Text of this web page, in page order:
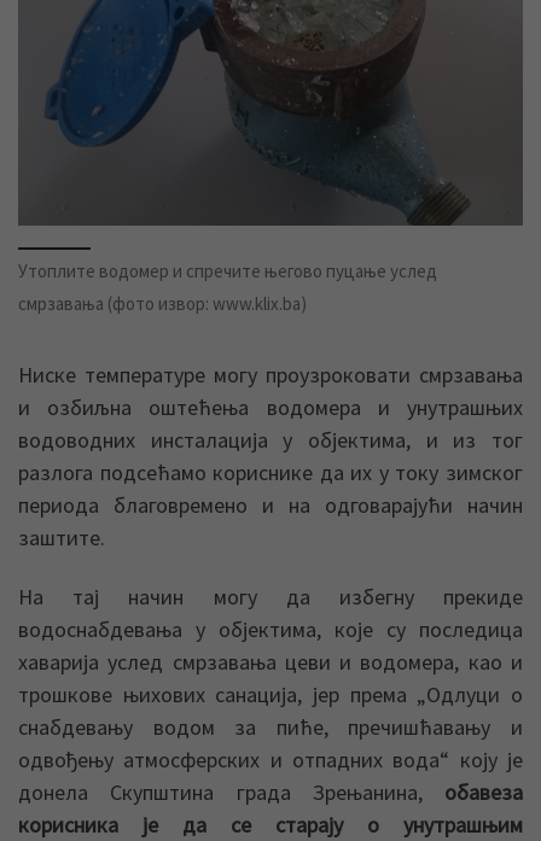
Утоплите водомер и спречите његово пуцање услед
смрзавања (фото извор: www.klix.ba)
Ниске температуре могу проузроковати смрзавања
и озбиљна оштећења водомера и унутрашњих
водоводних инсталација у објектима, и из тог
разлога подсећамо кориснике да их у току зимског
периода благовремено и на одговарајући начин
заштите.
На тај начин могу да избегну прекиде
водоснабдевањa у објектима, које су последица
хаварија услед смрзавања цеви и водомера, као и
трошкове њихових санација, јер према „Одлуци о
снабдевању водом за пиће, пречишћавању и
одвођењу атмосферских и отпадних вода“ коју је
донела Скупштина града Зрењанина, обавеза
корисника је да се старају о унутрашњим